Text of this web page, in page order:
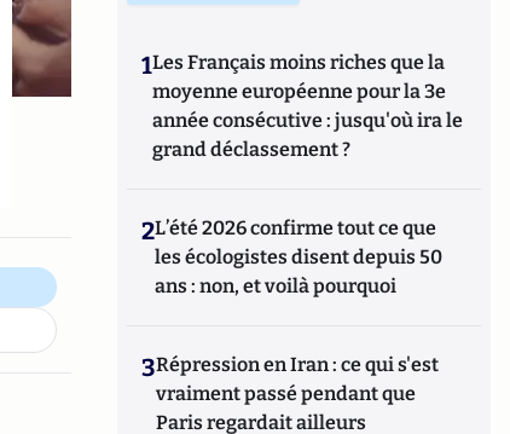
1Les Français moins riches que la
moyenne européenne pour la 3e
année consécutive : jusqu'où ira le
grand déclassement ?
2L’été 2026 confirme tout ce que
les écologistes disent depuis 50
ans : non, et voilà pourquoi
3Répression en Iran : ce qui s'est
vraiment passé pendant que
Paris regardait ailleurs